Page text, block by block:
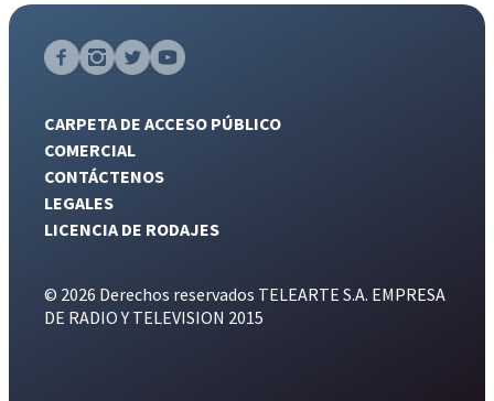
CARPETA DE ACCESO PÚBLICO
COMERCIAL
CONTÁCTENOS
LEGALES
LICENCIA DE RODAJES
© 2026 Derechos reservados TELEARTE S.A. EMPRESA
DE RADIO Y TELEVISION 2015